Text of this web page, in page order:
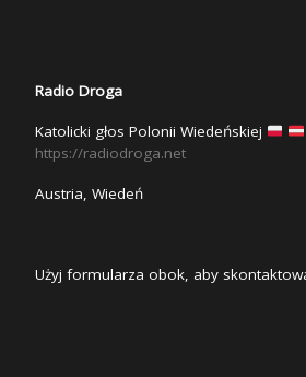
Radio Droga
Katolicki głos Polonii Wiedeńskiej
https://radiodroga.net
Austria, Wiedeń
Użyj formularza obok, aby